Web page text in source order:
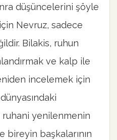
düşüncelerini şöyle
Nevruz, sadece
Bilakis, ruhun
ve kalp ile
incelemek için
ruhani yenilenmenin
bireyin başkalarının